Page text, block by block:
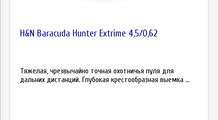
H&N Baracuda Hunter Extrime 4,5/0,62
Тяжелая, чрезвычайно точная охотничья пуля для
дальних дистанций. Глубокая крестообразная выемка ...